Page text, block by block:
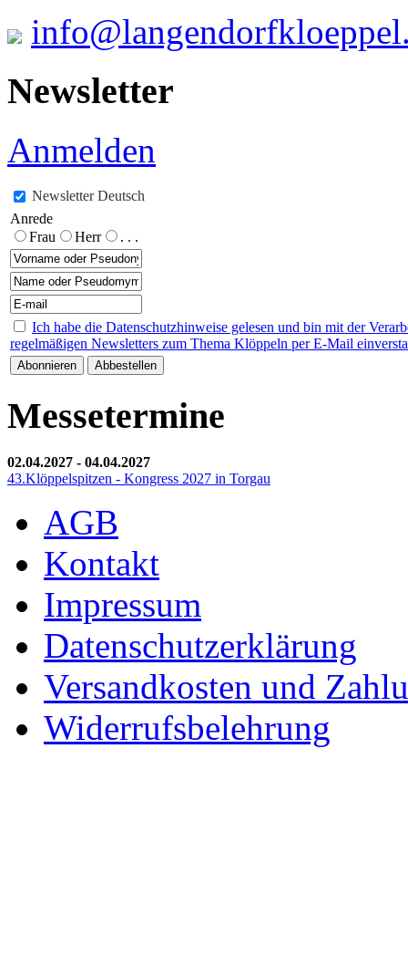
Newsletter
Anmelden
Newsletter Deutsch
Anrede
Frau
Herr . . .
Ich habe die Datenschutzhinweise gelesen und bin mit der
regelmäßigen Newsletters zum Thema Klöppeln per E-Mail
Messetermine
02.04.2027 - 04.04.2027
43.Klöppelspitzen - Kongress 2027 in Torgau
AGB
Kontakt
Impressum
Datenschutzerklärung
Versandkosten und
Widerrufsbelehrung